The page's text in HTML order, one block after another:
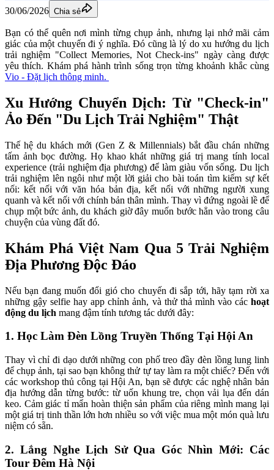
30/06/2026 Chia sẻ
Bạn có thể quên nơi mình từng chụp ảnh, nhưng lại nhớ mãi cảm
giác của một chuyến đi ý nghĩa. Đó cũng là lý do xu hướng du lịch
trải nghiệm "Collect Memories, Not Check-ins" ngày càng được
Vio - Đặt lịch thông minh.
Xu Hướng Chuyển Dịch: Từ "Check-in"
Ảo Đến "Du Lịch Trải Nghiệm" Thật
Thế hệ du khách mới (Gen Z & Millennials) bắt đầu chán những
tấm ảnh bọc đường. Họ khao khát những giá trị mang tính local
experience (trải nghiệm địa phương) để làm giàu vốn sống. Du lịch
trải nghiệm lên ngôi như một lời giải cho bài toán tìm kiếm sự kết
nối: kết nối với văn hóa bản địa, kết nối với những người xung
quanh và kết nối với chính bản thân mình. Thay vì đứng ngoài lề để
chụp một bức ảnh, du khách giờ đây muốn bước hẳn vào trong câu
chuyện của vùng đất đó.
Khám Phá Việt Nam Qua 5 Trải Nghiệm
Địa Phương Độc Đáo
Nếu bạn đang muốn đổi gió cho chuyến đi sắp tới, hãy tạm rời xa
những gậy selfie hay app chỉnh ảnh, và thử thả mình vào các hoạt
động du lịch mang đậm tính tương tác dưới đây:
1. Học Làm Đèn Lồng Truyền Thống Tại Hội An
Thay vì chỉ đi dạo dưới những con phố treo đầy đèn lồng lung linh
để chụp ảnh, tại sao bạn không thử tự tay làm ra một chiếc? Đến với
các workshop thủ công tại Hội An, bạn sẽ được các nghệ nhân bản
địa hướng dẫn từng bước: từ uốn khung tre, chọn vải lụa đến dán
keo. Cảm giác tỉ mẩn hoàn thiện sản phẩm của riêng mình mang lại
một giá trị tinh thần lớn hơn nhiều so với việc mua một món quà lưu
niệm có sẵn.
2. Lắng Nghe Lịch Sử Qua Góc Nhìn Mới: Các
Tour Đêm Hà Nội